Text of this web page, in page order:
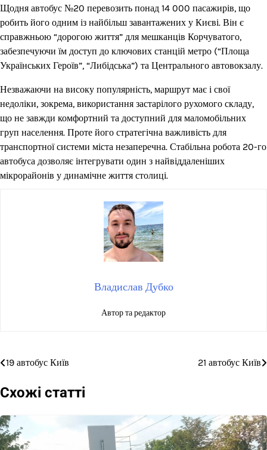
Щодня автобус №20 перевозить понад 14 000 пасажирів, що
робить його одним із найбільш завантажених у Києві. Він є
справжньою “дорогою життя” для мешканців Корчуватого,
забезпечуючи їм доступ до ключових станцій метро (“Площа
Українських Героїв”, “Либідська”) та Центрального автовокзалу.
Незважаючи на високу популярність, маршрут має і свої
недоліки, зокрема, використання застарілого рухомого складу,
що не завжди комфортний та доступний для маломобільних
груп населення. Проте його стратегічна важливість для
транспортної системи міста незаперечна. Стабільна робота 20-го
автобуса дозволяє інтегрувати один з найвіддаленіших
мікрорайонів у динамічне життя столиці.
Владислав Дубко
Автор та редактор
Навігація
записів
19 автобус Київ 21 автобус Київ
Схожі статті